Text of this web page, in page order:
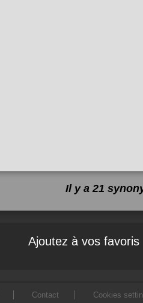
Il y a 21
Ajoutez à vos favoris
Contact
Cookies